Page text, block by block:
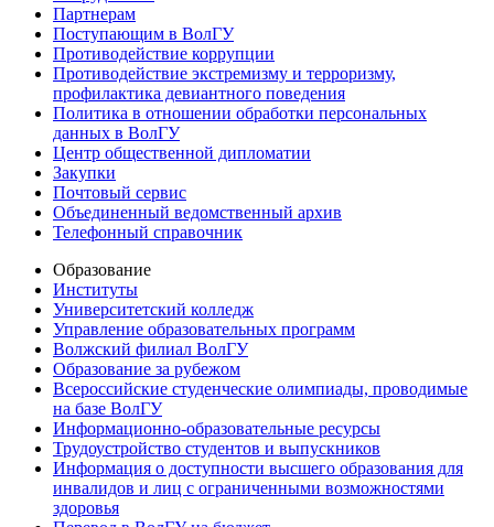
Партнерам
Поступающим в ВолГУ
Противодействие коррупции
Противодействие экстремизму и терроризму,
профилактика девиантного поведения
Политика в отношении обработки персональных
данных в ВолГУ
Центр общественной дипломатии
Закупки
Почтовый сервис
Объединенный ведомственный архив
Телефонный справочник
Образование
Институты
Университетский колледж
Управление образовательных программ
Волжский филиал ВолГУ
Образование за рубежом
Всероссийские студенческие олимпиады, проводимые
на базе ВолГУ
Информационно-образовательные ресурсы
Трудоустройство студентов и выпускников
Информация о доступности высшего образования для
инвалидов и лиц с ограниченными возможностями
здоровья